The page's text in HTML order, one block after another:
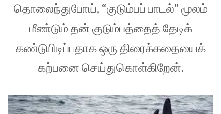
தொலைந்துபோய், “குடும்பப் பாடல்” மூலம்
மீண்டும் தன் குடும்பத்தைத் தேடிக்
கண்டுபிடிப்பதாக ஒரு திரைக்கதையைக்
கற்பனை செய்துகொள்கிறேன்.